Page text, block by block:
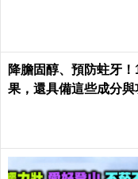
降膽固醇、預防蛀牙
果，還具備這些成分與